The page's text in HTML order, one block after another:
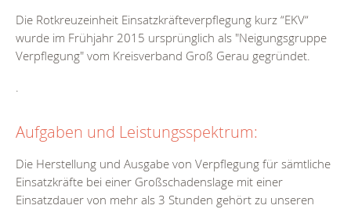
Die Rotkreuzeinheit Einsatzkräfteverpflegung kurz “EKV“
wurde im Frühjahr 2015 ursprünglich als "Neigungsgruppe
Verpflegung" vom Kreisverband Groß Gerau gegründet.
.
Aufgaben und Leistungsspektrum:
Die Herstellung und Ausgabe von Verpflegung für sämtliche
Einsatzkräfte bei einer Großschadenslage mit einer
Einsatzdauer von mehr als 3 Stunden gehört zu unseren